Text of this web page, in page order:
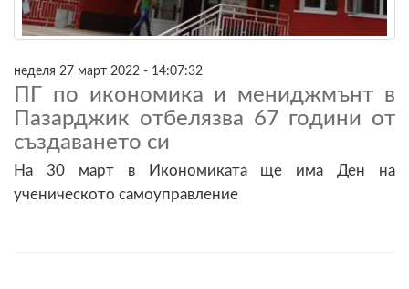
неделя 27 март 2022 - 14:07:32
ПГ по икономика и мениджмънт в
Пазарджик отбелязва 67 години от
създаването си
На 30 март в Икономиката ще има Ден на
ученическото самоуправление